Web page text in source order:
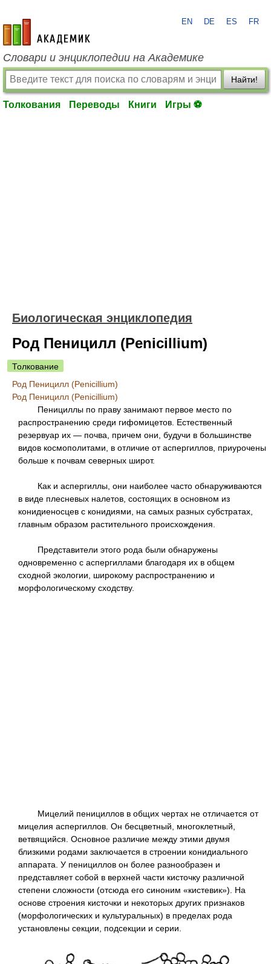
academic.ru
EN DE ES FR
Словари и энциклопедии на Академике
Найти!
Толкования Переводы Книги Игры ⚽
Биологическая энциклопедия
Род Пеницилл (Penicillium)
Толкование
Род Пеницилл (Penicillium)
Род Пеницилл (Penicillium)
Пенициллы по праву занимают первое место по
распространению среди гифомицетов. Естественный
резервуар их — почва, причем они, будучи в большинстве
видов космополитами, в отличие от аспергиллов, приурочены
больше к почвам северных широт.
Как и аспергиллы, они наиболее часто обнаруживаются
в виде плесневых налетов, состоящих в основном из
конидиеносцев с конидиями, на самых разных субстратах,
главным образом растительного происхождения.
Представители этого рода были обнаружены
одновременно с аспергиллами благодаря их в общем
сходной экологии, широкому распространению и
морфологическому сходству.
Мицелий пенициллов в общих чертах не отличается от
мицелия аспергиллов. Он бесцветный, многоклетный,
ветвящийся. Основное различие между этими двумя
близкими родами заключается в строении конидиального
аппарата. У пенициллов он более разнообразен и
представляет собой в верхней части кисточку различной
степени сложности (отсюда его синоним «кистевик»). На
основе строения кисточки и некоторых других признаков
(морфологических и культуральных) в пределах рода
установлены секции, подсекции и серии.